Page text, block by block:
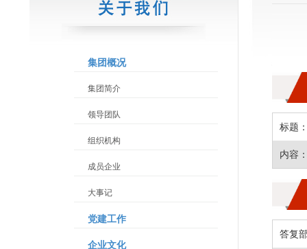
集团概况
集团简介
领导团队
组织机构
成员企业
大事记
党建工作
企业文化
标题
内容
答复